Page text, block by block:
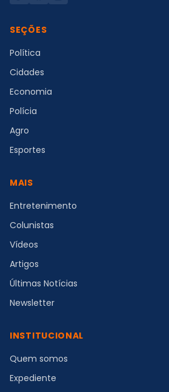
SEÇÕES
Política
Cidades
Economia
Polícia
Agro
Esportes
MAIS
Entretenimento
Colunistas
Vídeos
Artigos
Últimas Notícias
Newsletter
INSTITUCIONAL
Quem somos
Expediente